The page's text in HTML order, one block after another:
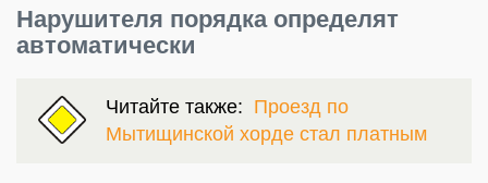
Нарушителя порядка определят
автоматически
Читайте также: Проезд по
Мытищинской хорде стал платным